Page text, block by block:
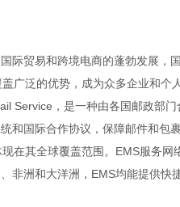
际贸易和跨境电商的蓬勃发展
广泛的优势，成为众多企业和个
Service，是一种由各国邮政部
和国际合作协议，保障邮件和包
在其全球覆盖范围。EMS服务
非洲和大洋洲，EMS均能提供